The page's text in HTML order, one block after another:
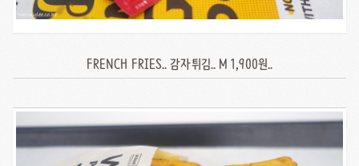
FRENCH FRIES.. 감자튀김.. M 1,900원..